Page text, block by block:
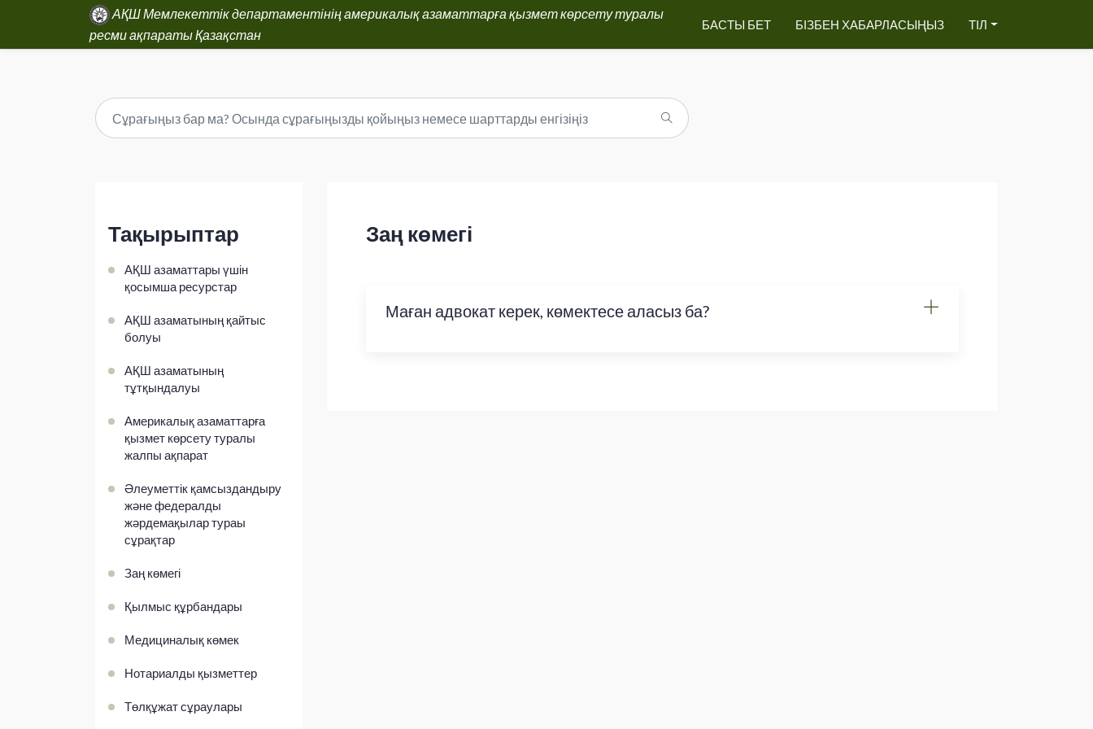
АҚШ Мемлекеттік департаментінің америкалық азаматтарға қызмет көрсету туралы
ресми ақпараты Қазақстан
БАСТЫ БЕТ БІЗБЕН ХАБАРЛАСЫҢЫЗ ТІЛ
Тақырыптар
АҚШ азаматтары үшін
қосымша ресурстар
АҚШ азаматының қайтыс
болуы
АҚШ азаматының
тұтқындалуы
Америкалық азаматтарға
қызмет көрсету туралы
жалпы ақпарат
Әлеуметтік қамсыздандыру
және федералды
жәрдемақылар тураы
сұрақтар
Заң көмегі
Қылмыс құрбандары
Медициналық көмек
Нотариалды қызметтер
Төлқұжат сұраулары
Заң көмегі
Маған адвокат керек, көмектесе аласыз ба?